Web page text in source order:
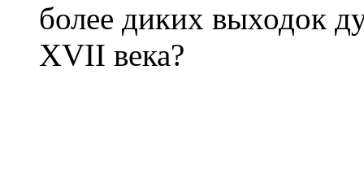
более диких выходок
XVII века?